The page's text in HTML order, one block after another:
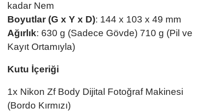
kadar Nem
Boyutlar (G x Y x D): 144 x 103 x 49 mm
Ağırlık: 630 g (Sadece Gövde) 710 g (Pil ve
Kayıt Ortamıyla)
Kutu İçeriği
1x Nikon Zf Body Dijital Fotoğraf Makinesi
(Bordo Kırmızı)